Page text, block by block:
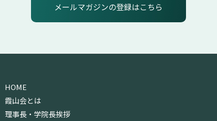
メールマガジンの登録はこちら
HOME
霞山会とは
理事長・学院長挨拶